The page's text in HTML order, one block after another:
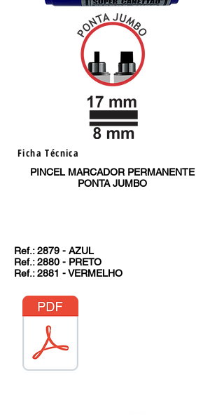
Ficha Técnica
PINCEL MARCADOR PERMANENTE
PONTA JUMBO
Ref.: 2879 - AZUL
Ref.: 2880 - PRETO
Ref.: 2881 - VERMELHO